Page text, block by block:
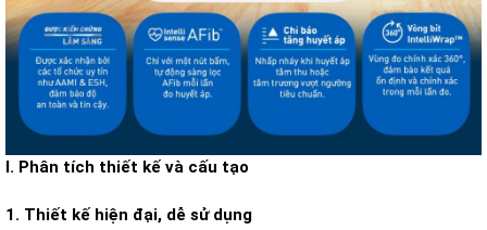
I. Phân tích thiết kế và cấu tạo
1. Thiết kế hiện đại, dễ sử dụng